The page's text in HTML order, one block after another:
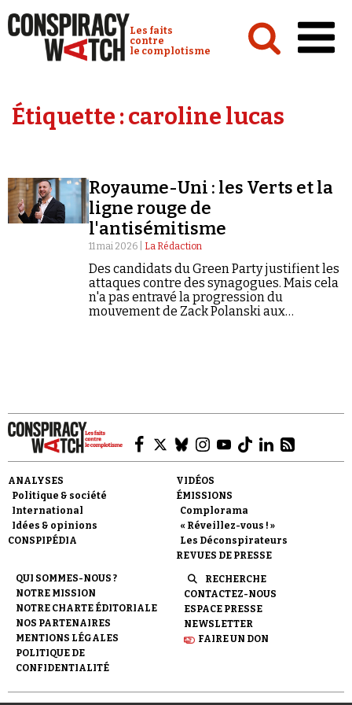
Conspiracy Watch :
Les faits
contre
le complotisme
Analyses
Vidéos
Émissions
Revues de presse
Newsletter
Faire un don
Étiquette :caroline lucas
Royaume-Uni : les Verts et la
ligne rouge de
l'antisémitisme
11 mai 2026 | La Rédaction
Des candidats du Green Party justifient les
attaques contre des synagogues. Mais cela
n'a pas entravé la progression du
mouvement de Zack Polanski aux
ANALYSES
Politique & société
International
Idées & opinions
CONSPIPÉDIA
VIDÉOS
ÉMISSIONS
Complorama
« Réveillez-vous ! »
Les Déconspirateurs
REVUES DE PRESSE
QUI SOMMES-NOUS ?
NOTRE MISSION
NOTRE CHARTE ÉDITORIALE
NOS PARTENAIRES
MENTIONS LÉGALES
POLITIQUE DE
CONFIDENTIALITÉ
RECHERCHE
CONTACTEZ-NOUS
ESPACE PRESSE
NEWSLETTER
FAIRE UN DON